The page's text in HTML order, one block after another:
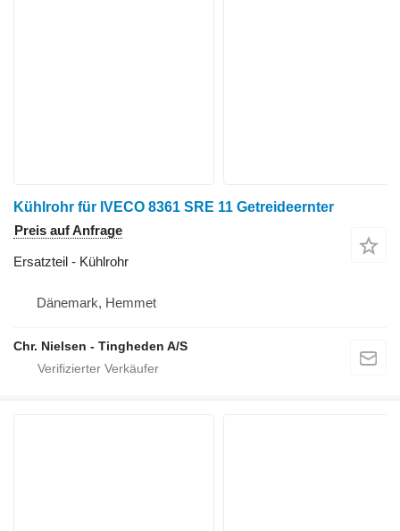
Kühlrohr für IVECO 8361 SRE 11 Getreideernter
Preis auf Anfrage
Ersatzteil - Kühlrohr
Dänemark, Hemmet
Chr. Nielsen - Tingheden A/S